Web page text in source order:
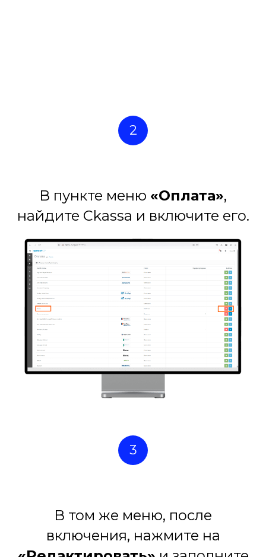
2
В пункте меню «Оплата»,
найдите Ckassa и включите его.
3
В том же меню, после
включения, нажмите на